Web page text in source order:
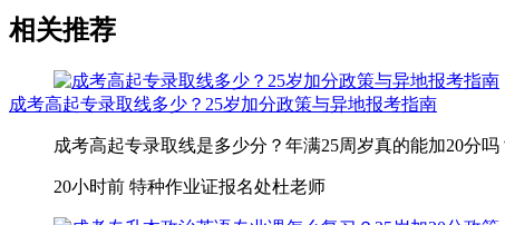
相关推荐
成考高起专录取线多少？25岁加分政策与异地报考指南
成考高起专录取线是多少分？年满25周岁真的能加20分
20小时前 特种作业证报名处杜老师